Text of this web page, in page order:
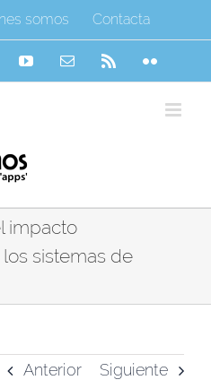
somos Contacta
YouTubeCorreo
Flickr
impacto
sistemas de
Anterior Siguiente